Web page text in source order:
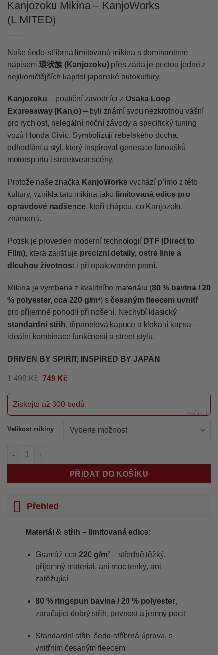
Kanjozoku Mikina – KanjoWorks
(LIMITED)
Naše šedo-stříbrná limitovaná mikina s dominantním
nápisem 環状族 (Kanjozoku) přes záda je poctou jedné z
nejikoničtějších kapitol japonské autokultury.
Kanjozoku – pouliční závodníci z Osaka Loop
Expressway (Kanjo) – byli známí svou nezkrotnou vášní
pro rychlost, nelegální noční závody a specifický tuning
vozů Honda Civic. Symbolizují rebelského ducha,
odhodlání a styl, který inspiroval generace fanoušků
motorsportu i streetwear scény.
Protože naše značka KanjoWorks vychází přímo z této
kultury, vznikla tato mikina jako limitovaná edice pro
opravdové nadšence, kteří chápou, co Kanjozoku
znamená.
Potisk je proveden moderní technologií DTF (Direct to
Film), která zajišťuje precizní detaily, ostré linie a
dlouhou životnost i při opakovaném praní.
Mikina je vyrobena z kvalitního materiálu (80 % bavlna / 20
% polyester, cca 220 g/m²) s česaným fleecem uvnitř
pro příjemné pohodlí při nošení. Nechybí klasický
standardní střih, třípanelová kapuce a klokaní kapsa –
ideální kombinace funkčnosti a street stylu.
DRIVEN BY SPIRIT, INSPIRED BY JAPAN
1 499Kč Původní
byla:
1
499 Kč.
749 KčAktuální
je:
749 Kč.
Získejte až 300 bodů.
Velikost mikiny
VYČISTIT
Kanjozoku Mikina – KanjoWorks (LIMITED) množství
PŘIDAT DO KOŠÍKU
Přehled
Materiál & střih – limitovaná edice:
Gramáž cca 220 g/m²– středně těžký,
příjemný materiál, ani moc tenký, ani
zatěžující
80 % ringspun bavlna / 20 % polyester,
zaručující dobrý střih, pevnost a jemný pocit
Standardní střih, šedo-stříbrná úprava, s
vnitřním česaným fleecem